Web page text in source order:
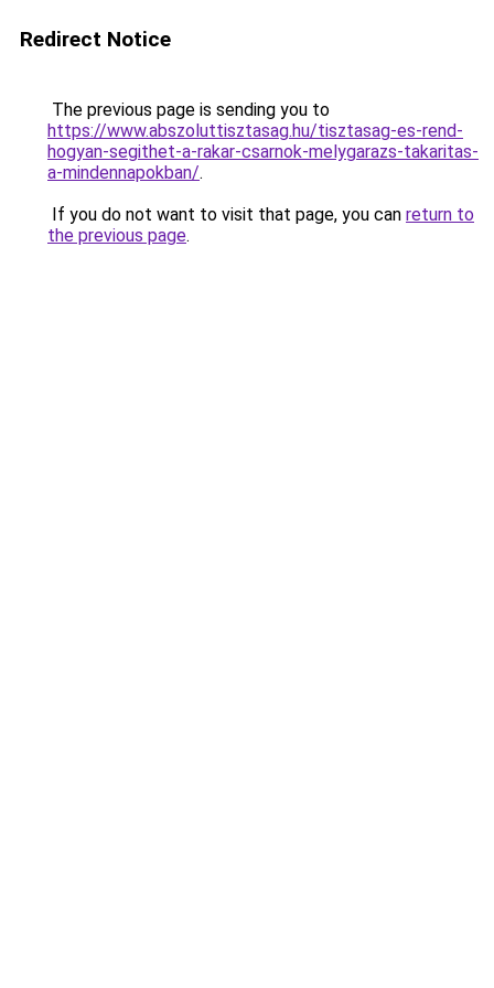
Redirect Notice
The previous page is sending you to
https://www.abszoluttisztasag.hu/tisztasag-es-rend-
hogyan-segithet-a-rakar-csarnok-melygarazs-takaritas-
a-mindennapokban/.
If you do not want to visit that page, you can return to
the previous page.